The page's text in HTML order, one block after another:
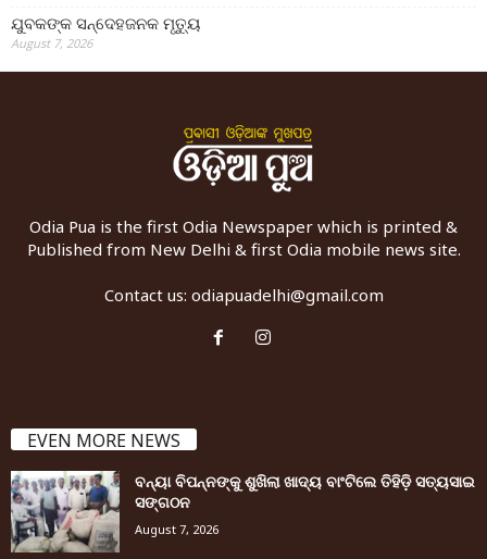
ଯୁବକଙ୍କ ସନ୍ଦେହଜନକ ମୃତ୍ୟୁ
August 7, 2026
Odia Pua is the first Odia Newspaper which is printed &
Published from New Delhi & first Odia mobile news site.
Contact us: odiapuadelhi@gmail.com
EVEN MORE NEWS
ବନ୍ୟା ବିପନ୍ନଙ୍କୁ ଶୁଖିଲା ଖାଦ୍ୟ ବାଂଟିଲେ ତିହିଡି଼ ସତ୍ୟସାଇ
ସଙ୍ଗଠନ
August 7, 2026